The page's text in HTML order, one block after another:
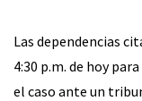
Las dependencias
4:30 p.m. de hoy
el caso ante un